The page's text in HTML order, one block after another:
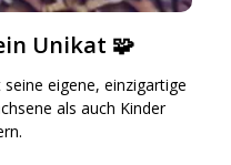
Unikat 🧩
eigene, einzigartige
als auch Kinder